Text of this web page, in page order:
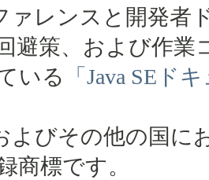
ァレンスと開発者
避策、および作
いる
「Java SEド
よびその他の国に
商標です。